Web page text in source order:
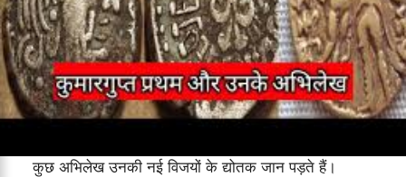
कुछ अभिलेख उनकी नई विजयों के द्योतक जान पड़ते हैं।